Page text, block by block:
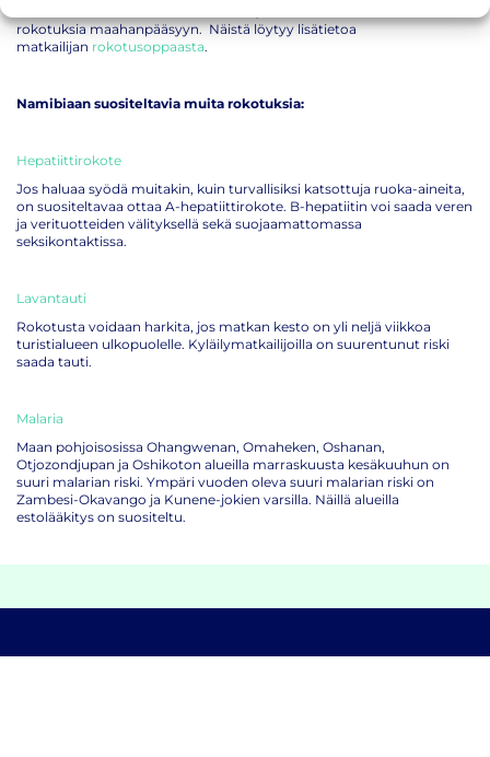
rokotuksia maahanpääsyyn. Näistä löytyy lisätietoa
matkailijan rokotusoppaasta.
Namibiaan suositeltavia muita rokotuksia:
Hepatiittirokote
Jos haluaa syödä muitakin, kuin turvallisiksi katsottuja ruoka-aineita,
on suositeltavaa ottaa A-hepatiittirokote. B-hepatiitin voi saada veren
ja verituotteiden välityksellä sekä suojaamattomassa
seksikontaktissa.
Lavantauti
Rokotusta voidaan harkita, jos matkan kesto on yli neljä viikkoa
turistialueen ulkopuolelle. Kyläilymatkailijoilla on suurentunut riski
saada tauti.
Malaria
Maan pohjoisosissa Ohangwenan, Omaheken, Oshanan,
Otjozondjupan ja Oshikoton alueilla marraskuusta kesäkuuhun on
suuri malarian riski. Ympäri vuoden oleva suuri malarian riski on
Zambesi-Okavango ja Kunene-jokien varsilla. Näillä alueilla
estolääkitys on suositeltu.